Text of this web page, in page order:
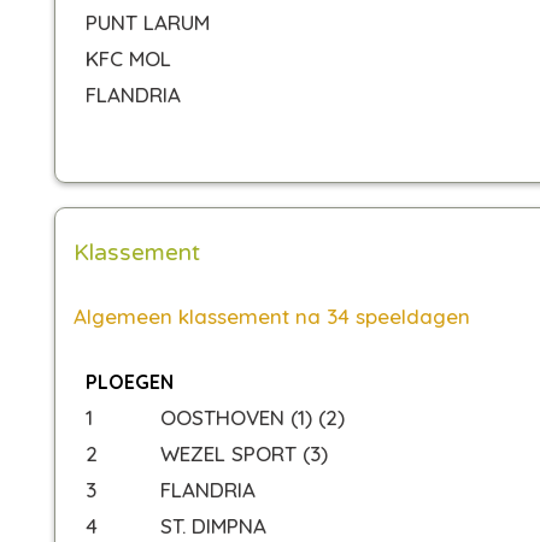
PUNT LARUM
KFC MOL
FLANDRIA
Klassement
Algemeen klassement na 34 speeldagen
PLOEGEN
1
OOSTHOVEN (1) (2)
2
WEZEL SPORT (3)
3
FLANDRIA
4
ST. DIMPNA